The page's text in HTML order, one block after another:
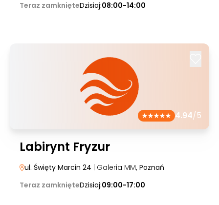
Teraz zamknięteDzisiaj:08:00-14:00
4.94/5
Labirynt Fryzur
ul. Święty Marcin 24 | Galeria MM, Poznań
Teraz zamknięteDzisiaj:09:00-17:00